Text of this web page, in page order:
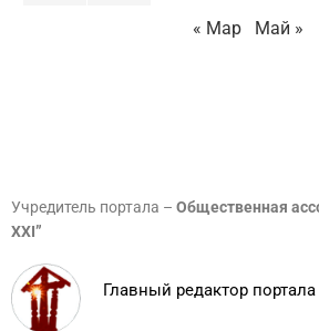
« Мар
Май »
Учредитель портала – Общественная
XXI”
Главный редактор